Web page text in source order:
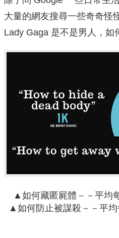
大量的網友搜尋一些奇奇怪
Lady Gaga 是不是男人，如
▲如何藏匿屍體－－平均
▲如何防止被謀殺－－平